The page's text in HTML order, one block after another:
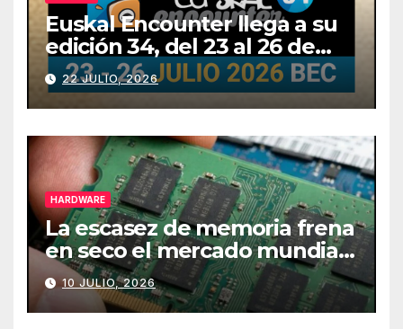
Euskal Encounter llega a su
edición 34, del 23 al 26 de
julio
22 JULIO, 2026
HARDWARE
La escasez de memoria frena
en seco el mercado mundial
de PCs
10 JULIO, 2026